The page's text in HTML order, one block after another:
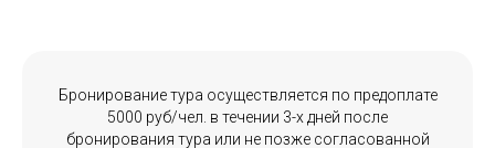
Бронирование тура осуществляется по предоплате
5000 руб/чел. в течении 3-х дней после
бронирования тура или не позже согласованной